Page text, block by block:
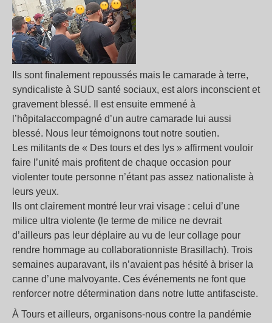
Ils sont finalement repoussés mais le camarade à terre,
syndicaliste à SUD santé sociaux, est alors inconscient et
gravement blessé. Il est ensuite emmené à
l’hôpitalaccompagné d’un autre camarade lui aussi
blessé. Nous leur témoignons tout notre soutien.
Les militants de « Des tours et des lys » affirment vouloir
faire l’unité mais profitent de chaque occasion pour
violenter toute personne n’étant pas assez nationaliste à
leurs yeux.
Ils ont clairement montré leur vrai visage : celui d’une
milice ultra violente (le terme de milice ne devrait
d’ailleurs pas leur déplaire au vu de leur collage pour
rendre hommage au collaborationniste Brasillach). Trois
semaines auparavant, ils n’avaient pas hésité à briser la
canne d’une malvoyante. Ces événements ne font que
renforcer notre détermination dans notre lutte antifasciste.
À Tours et ailleurs, organisons-nous contre la pandémie